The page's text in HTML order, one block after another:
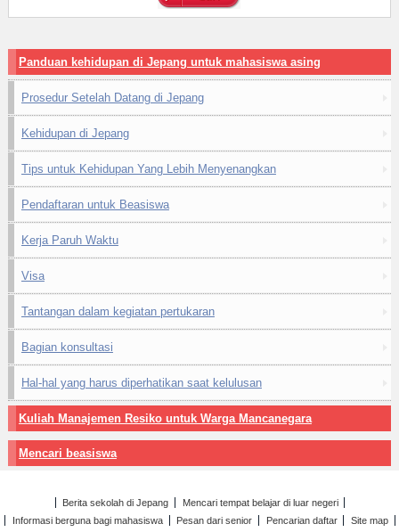
Panduan kehidupan di Jepang untuk mahasiswa asing
Prosedur Setelah Datang di Jepang
Kehidupan di Jepang
Tips untuk Kehidupan Yang Lebih Menyenangkan
Pendaftaran untuk Beasiswa
Kerja Paruh Waktu
Visa
Tantangan dalam kegiatan pertukaran
Bagian konsultasi
Hal-hal yang harus diperhatikan saat kelulusan
Kuliah Manajemen Resiko untuk Warga Mancanegara
Mencari beasiswa
Berita sekolah di Jepang
Mencari tempat belajar di luar negeri
Informasi berguna bagi mahasiswa
Pesan dari senior Pencarian daftar
Site map